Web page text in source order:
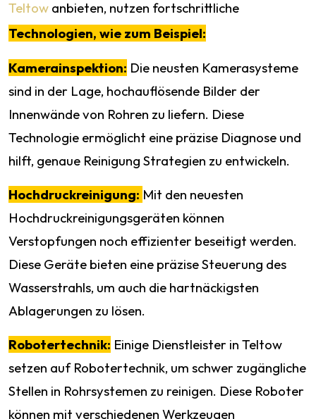
Teltow anbieten, nutzen fortschrittliche
Technologien, wie zum Beispiel:
Kamerainspektion: Die neusten Kamerasysteme
sind in der Lage, hochauflösende Bilder der
Innenwände von Rohren zu liefern. Diese
Technologie ermöglicht eine präzise Diagnose und
hilft, genaue Reinigung Strategien zu entwickeln.
Hochdruckreinigung: Mit den neuesten
Hochdruckreinigungsgeräten können
Verstopfungen noch effizienter beseitigt werden.
Diese Geräte bieten eine präzise Steuerung des
Wasserstrahls, um auch die hartnäckigsten
Ablagerungen zu lösen.
Robotertechnik: Einige Dienstleister in Teltow
setzen auf Robotertechnik, um schwer zugängliche
Stellen in Rohrsystemen zu reinigen. Diese Roboter
können mit verschiedenen Werkzeugen